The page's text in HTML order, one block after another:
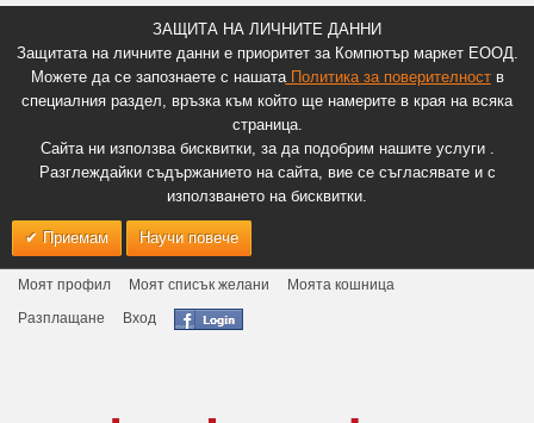
ЗАЩИТА НА ЛИЧНИТЕ ДАННИ
Защитата на личните данни е приоритет за Компютър маркет ЕООД.
Можете да се запознаете с нашатаПолитика за поверителноств
специалния раздел, връзка към който ще намерите в края на всяка
страница.
Сайта ни използва бисквитки, за да подобрим нашите услуги .
Разглеждайки съдържанието на сайта, вие се съгласявате и с
използването на бисквитки.
Приемам Научи повече
Моят профил Моят списък желани
Моята кошница
Разплащане
Вход